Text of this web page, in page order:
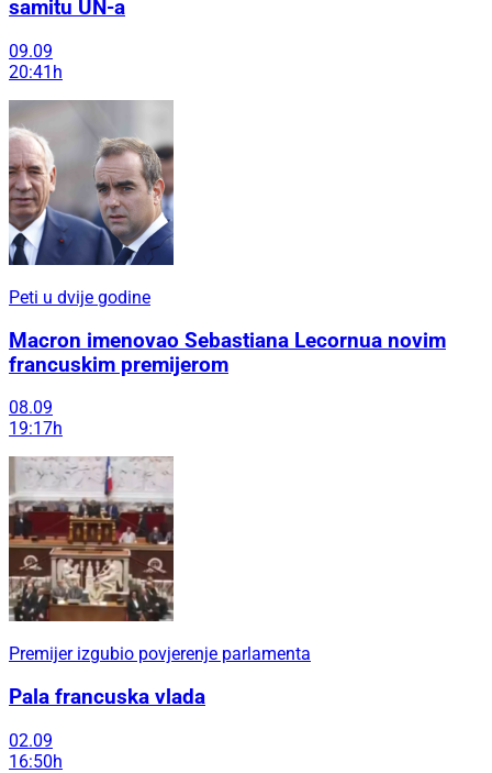
samitu UN-a
09.09
20:41h
Peti u dvije godine
Macron imenovao Sebastiana Lecornua novim
francuskim premijerom
08.09
19:17h
Premijer izgubio povjerenje parlamenta
Pala francuska vlada
02.09
16:50h